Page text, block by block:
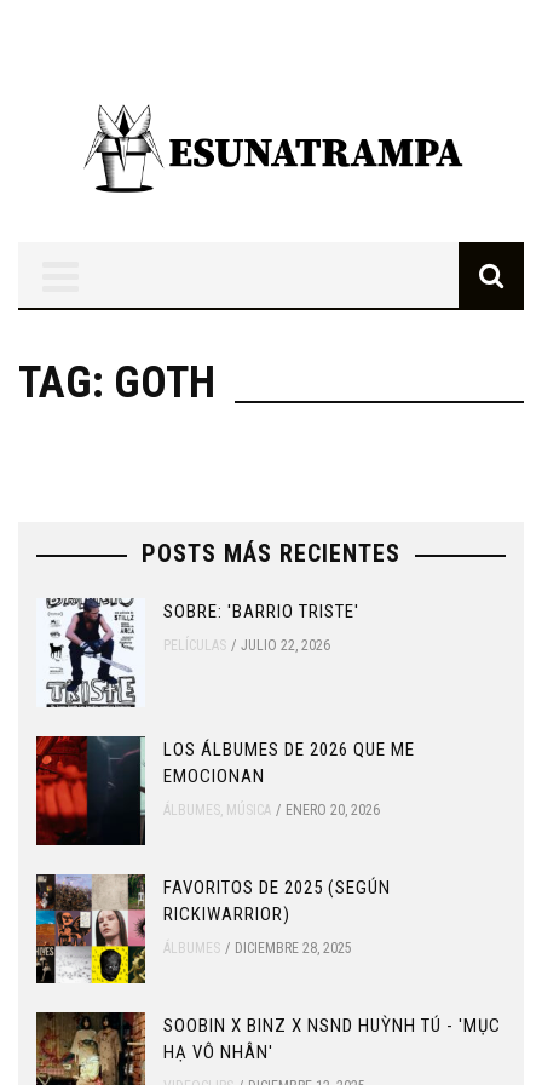
TAG: GOTH
POSTS MÁS RECIENTES
SOBRE: 'BARRIO TRISTE'
PELÍCULAS JULIO 22, 2026
LOS ÁLBUMES DE 2026 QUE ME
EMOCIONAN
ÁLBUMES, MÚSICA ENERO 20, 2026
FAVORITOS DE 2025 (SEGÚN
RICKIWARRIOR)
ÁLBUMES DICIEMBRE 28, 2025
SOOBIN X BINZ X NSND HUỲNH TÚ - 'MỤC
HẠ VÔ NHÂN'